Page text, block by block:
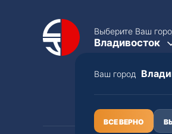
Выберите Ваш
Владивосток
Ваш город
ВСЕ ВЕРНО